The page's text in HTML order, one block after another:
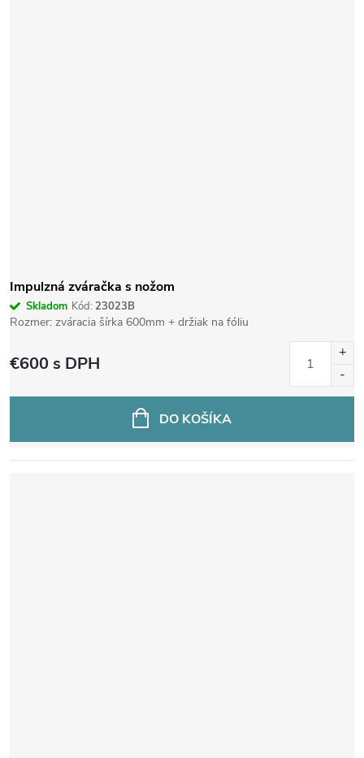
o
d
u
t
Impulzná zváračka s nožom
Skladom Kód: 23023B
Rozmer: zváracia šírka 600mm + držiak na fóliu
€600s DPH
DO KOŠÍKA